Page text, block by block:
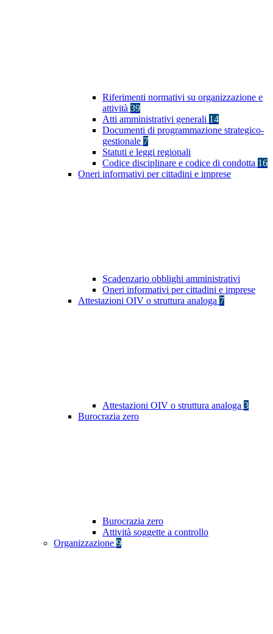
Riferimenti normativi su organizzazione e
attività 39
Atti amministrativi generali 14
Documenti di programmazione strategico-
gestionale 7
Statuti e leggi regionali
Codice disciplinare e codice di condotta 16
Oneri informativi per cittadini e imprese
Scadenzario obblighi amministrativi
Oneri informativi per cittadini e imprese
Attestazioni OIV o struttura analoga 7
Attestazioni OIV o struttura analoga 3
Burocrazia zero
Burocrazia zero
Attività soggette a controllo
Organizzazione 9